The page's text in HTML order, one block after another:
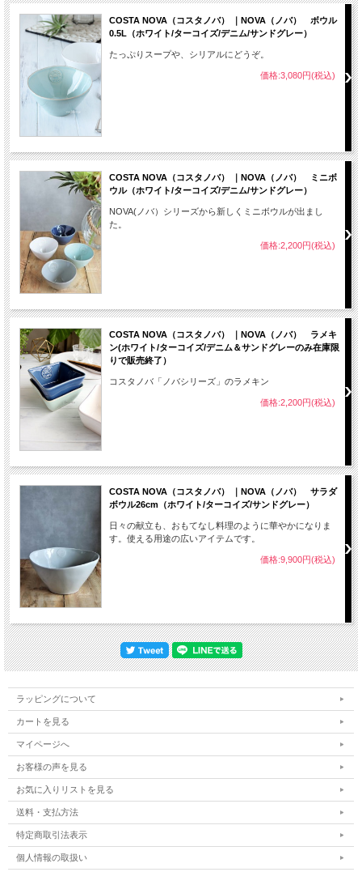
COSTA NOVA（コスタノバ） ｜NOVA（ノバ） ボウル
0.5L（ホワイト/ターコイズ/デニム/サンドグレー）
たっぷりスープや、シリアルにどうぞ。
価格:3,080円(税込)
COSTA NOVA（コスタノバ） ｜NOVA（ノバ） ミニボ
ウル（ホワイト/ターコイズ/デニム/サンドグレー）
NOVA(ノバ）シリーズから新しくミニボウルが出まし
た。
価格:2,200円(税込)
COSTA NOVA（コスタノバ） ｜NOVA（ノバ） ラメキ
ン(ホワイト/ターコイズ/デニム＆サンドグレーのみ在庫限
りで販売終了）
コスタノバ「ノバシリーズ」のラメキン
価格:2,200円(税込)
COSTA NOVA（コスタノバ） ｜NOVA（ノバ） サラダ
ボウル26cm（ホワイト/ターコイズ/サンドグレー）
日々の献立も、おもてなし料理のように華やかになりま
す。使える用途の広いアイテムです。
価格:9,900円(税込)
ラッピングについて
カートを見る
マイページへ
お客様の声を見る
お気に入りリストを見る
送料・支払方法
特定商取引法表示
個人情報の取扱い